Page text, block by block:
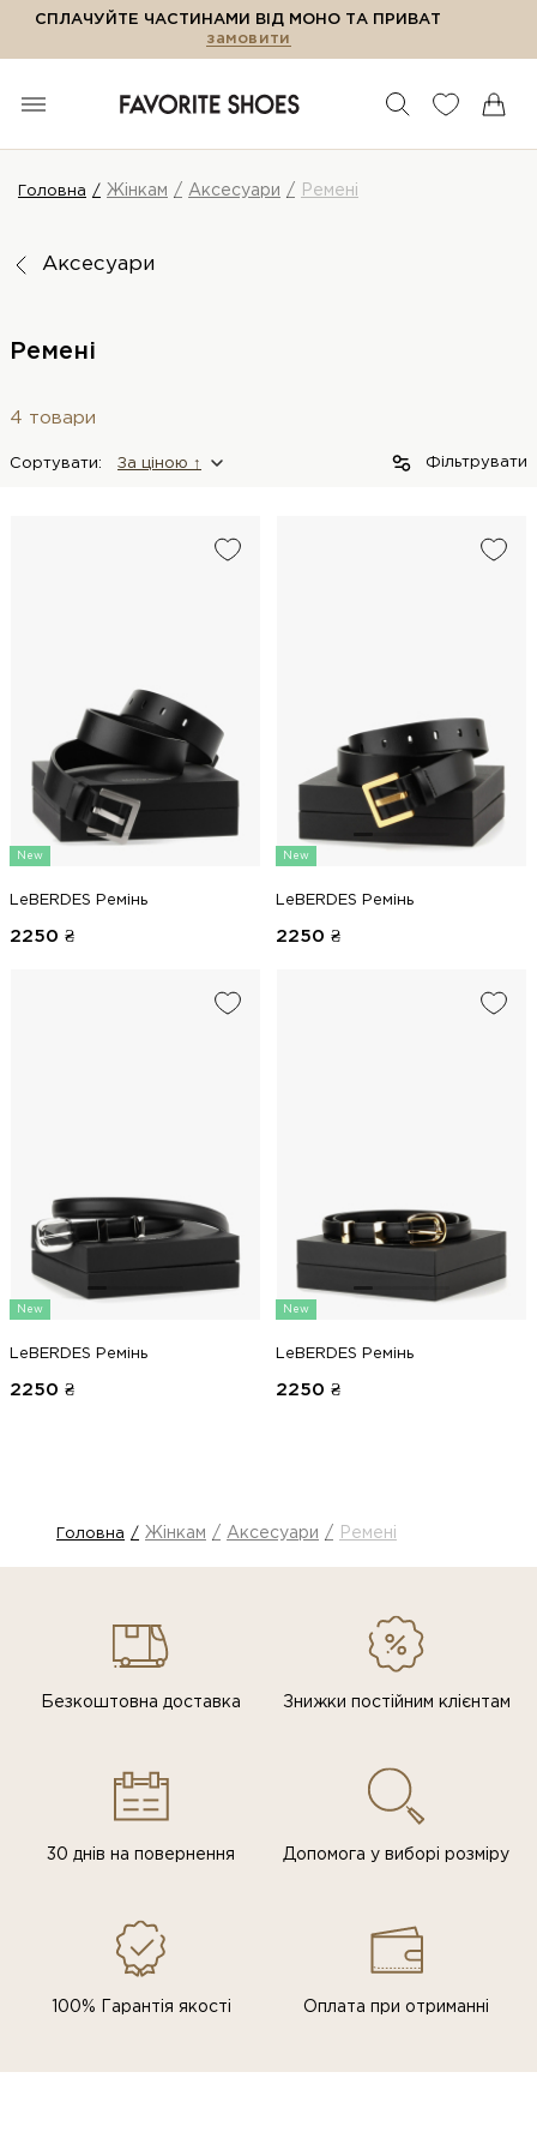
СПЛАЧУЙТЕ ЧАСТИНАМИ ВІД МОНО ТА ПРИВАТ
замовити
Головна Жінкам Аксесуари Ремені
Аксесуари
Ремені
4 товари
Сортувати: За цiною ↑ Фільтрувати
New
LeBERDES Ремінь
2250 ₴
New
LeBERDES Ремінь
2250 ₴
New
LeBERDES Ремінь
2250 ₴
New
LeBERDES Ремінь
2250 ₴
Головна Жінкам Аксесуари Ремені
Безкоштовна доставка Знижки постiйним клiєнтам
30 днів на повернення Допомога у виборі розміру
100% Гарантія якості Оплата при отриманні